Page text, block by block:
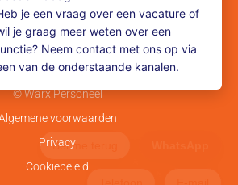
© Warx Personeel
voorwaarden
Privacy
Cookiebeleid